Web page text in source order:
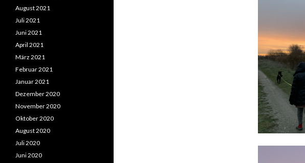
August 2021
Juli 2021
Juni 2021
April 2021
März 2021
Februar 2021
Januar 2021
Dezember 2020
November 2020
Oktober 2020
August 2020
Juli 2020
Juni 2020